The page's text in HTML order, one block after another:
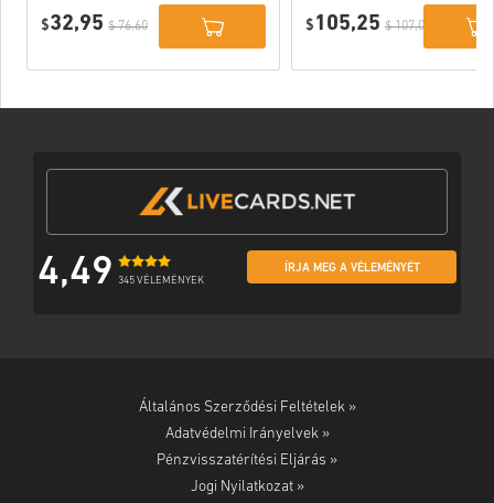
$32,95 $ 76,60
$ 105,25 $ 107,00
4,49 345 VÉLEMÉNYEK
ÍRJA MEG A VÉLEMÉNYÉT
Általános Szerződési Feltételek »
Adatvédelmi Irányelvek »
Pénzvisszatérítési Eljárás »
Jogi Nyilatkozat »